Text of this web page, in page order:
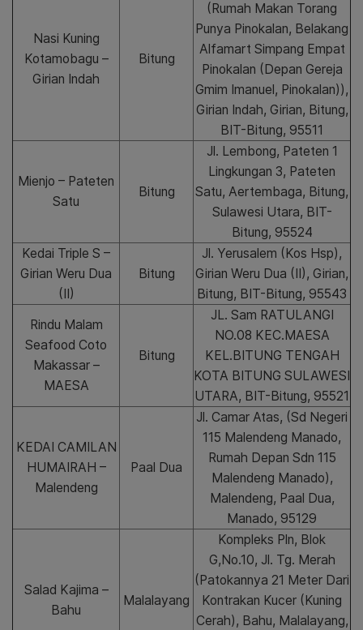
Nasi Kuning
Kotamobagu –
Girian Indah
Bitung
(Rumah Makan Torang
Punya Pinokalan, Belakang
Alfamart Simpang Empat
Pinokalan (Depan Gereja
Gmim Imanuel, Pinokalan)),
Girian Indah, Girian, Bitung,
BIT-Bitung, 95511
Mienjo – Pateten
Satu
Bitung
Jl. Lembong, Pateten 1
Lingkungan 3, Pateten
Satu, Aertembaga, Bitung,
Sulawesi Utara, BIT-
Bitung, 95524
Kedai Triple S –
Girian Weru Dua
(II)
Bitung
Jl. Yerusalem (Kos Hsp),
Girian Weru Dua (II), Girian,
Bitung, BIT-Bitung, 95543
Rindu Malam
Seafood Coto
Makassar –
MAESA
Bitung
JL. Sam RATULANGI
NO.08 KEC.MAESA
KEL.BITUNG TENGAH
KOTA BITUNG SULAWESI
UTARA, BIT-Bitung, 95521
KEDAI CAMILAN
HUMAIRAH –
Malendeng
Paal Dua
Jl. Camar Atas, (Sd Negeri
115 Malendeng Manado,
Rumah Depan Sdn 115
Malendeng Manado),
Malendeng, Paal Dua,
Manado, 95129
Salad Kajima –
Bahu
Malalayang
Kompleks Pln, Blok
G,No.10, Jl. Tg. Merah
(Patokannya 21 Meter Dari
Kontrakan Kucer (Kuning
Cerah), Bahu, Malalayang,